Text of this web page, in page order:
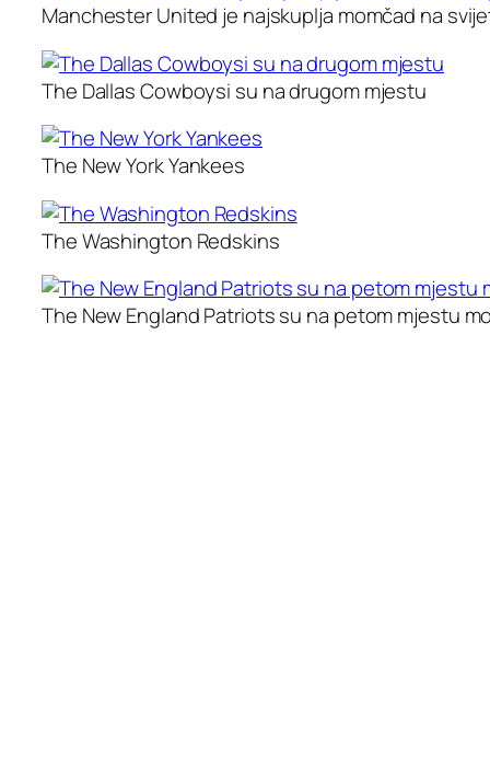
Manchester United je najskuplja momčad na
The Dallas Cowboysi su na drugom mjestu
The New York Yankees
The Washington Redskins
The New England Patriots su na petom mjestu